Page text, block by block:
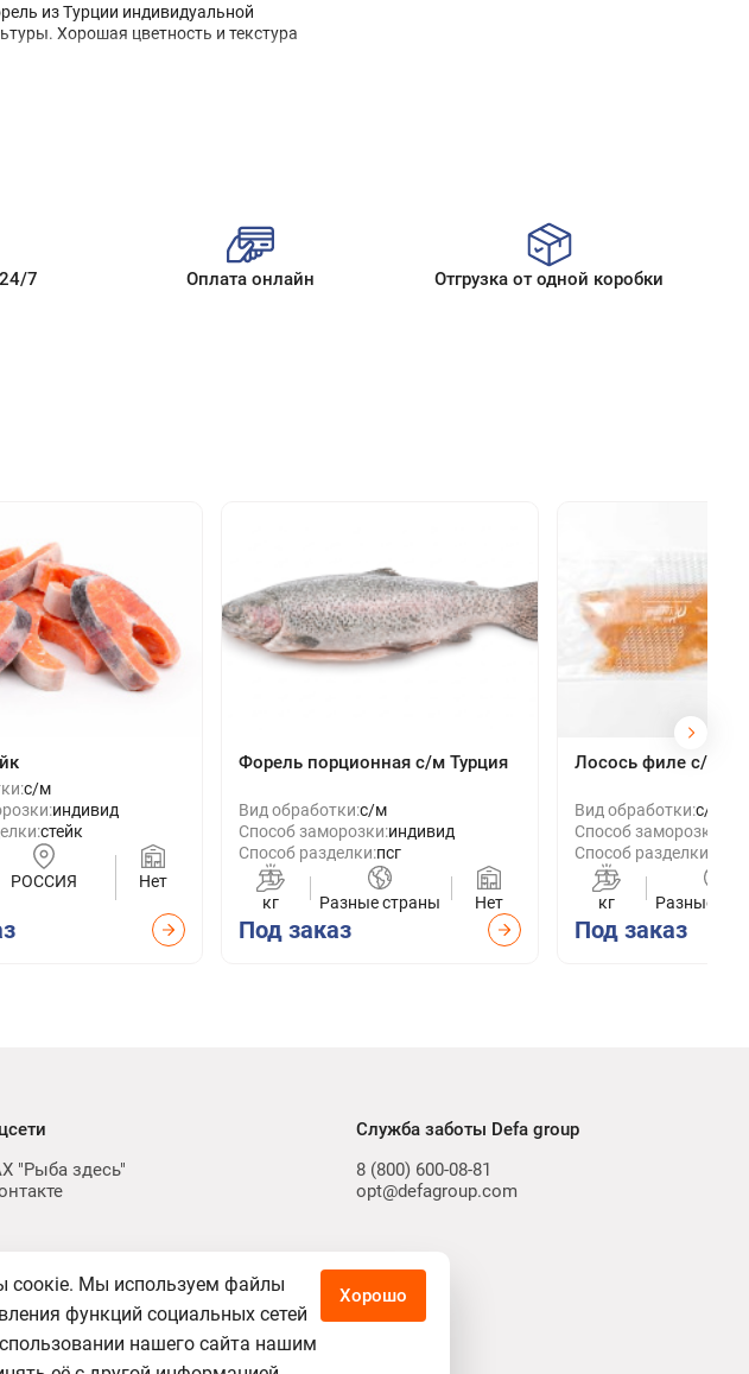
из Турции индивидуальной
Хорошая цветность и текстура
кислотами, является отличным
HoReCa.
7 Оплата онлайн Отгрузка от одной коробки
с/м
индивид
стейк
РОССИЯ Нет
Форель порционная с/м Турция
Вид обработки:с/м
Способ заморозки:индивид
Способ разделки:псг
кг Разные страны Нет
Под заказ
Лосось филе с/м,
Вид обработки:с/м
Способ заморозки:
Способ разделки:
кг Разные
Под заказ
"Рыба здесь"
Служба заботы Defa group
8 (800) 600-08-81
opt@defagroup.com
соокіе. Мы используем файлы
функций социальных сетей
нашего сайта нашим
Хорошо